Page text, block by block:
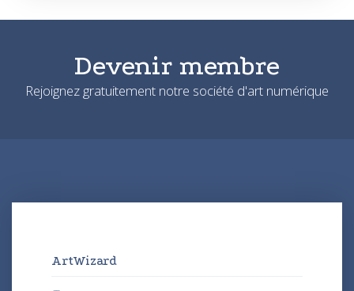
Devenir membre
Rejoignez gratuitement notre société d'art numérique
ArtWizard